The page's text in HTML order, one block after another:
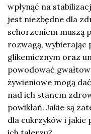
wpłynąć na
jest niezbędne dla
schorzeniem muszą
rozwagą, wybierając
glikemicznym oraz
powodować
żywieniowe mogą
nad ich stanem
powikłań. Jakie są
dla cukrzyków i jakie